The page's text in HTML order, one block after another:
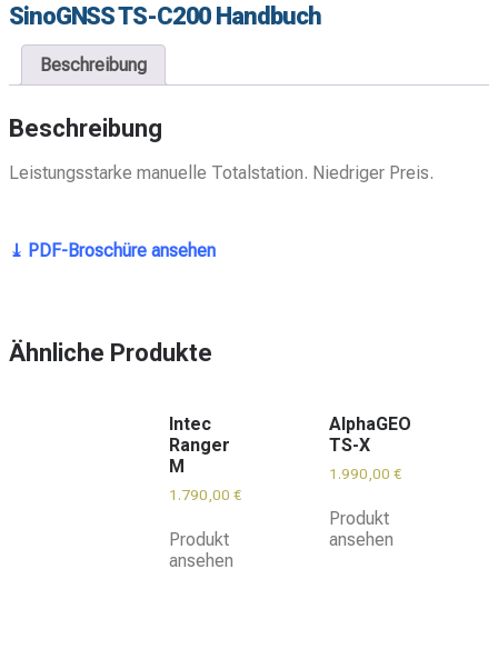
SinoGNSS TS-C200 Handbuch
Beschreibung
Beschreibung
Leistungsstarke manuelle Totalstation. Niedriger Preis.
⤓ PDF-Broschüre ansehen
Ähnliche Produkte
Intec
Ranger
M
1.790,00 €
Produkt
ansehen
AlphaGEO
TS-X
1.990,00 €
Produkt
ansehen